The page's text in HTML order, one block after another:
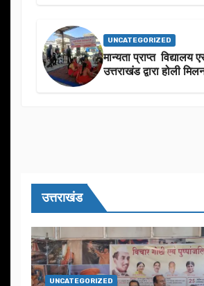
UNCATEGORIZED
मान्यता प्राप्त विद्यालय
उत्तराखंड द्वारा होली
उत्तराखंड
UNCATEGORIZED